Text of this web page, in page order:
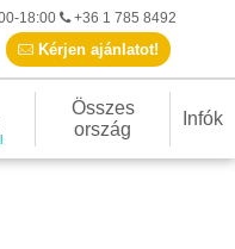
18:00
+36 1 785 8492
Kérjen ajánlatot!
Összes
ország
Infók